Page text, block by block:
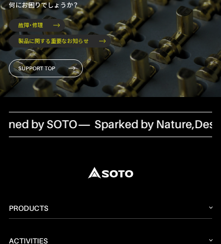
何にお困りでしょうか？
故障・修理
製品に関する重要なお知らせ
SUPPORT TOP
by SOTO Sparked by
PRODUCTS
ACTIVITIES